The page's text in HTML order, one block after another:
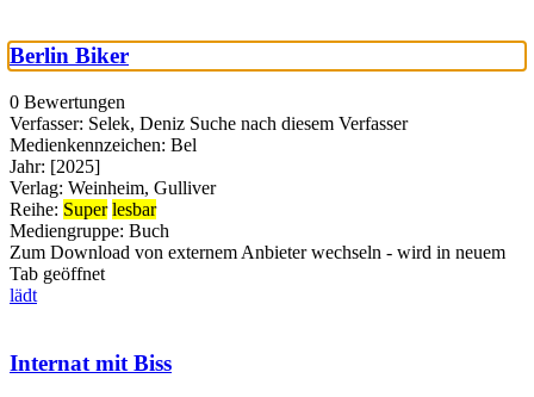
Berlin Biker
0 Bewertungen
Verfasser: Selek, Deniz Suche nach diesem Verfasser
Medienkennzeichen: Bel
Jahr: [2025]
Verlag: Weinheim, Gulliver
Reihe: Super lesbar
Mediengruppe: Buch
Zum Download von externem Anbieter wechseln - wird in neuem
Tab geöffnet
lädt
Internat mit Biss